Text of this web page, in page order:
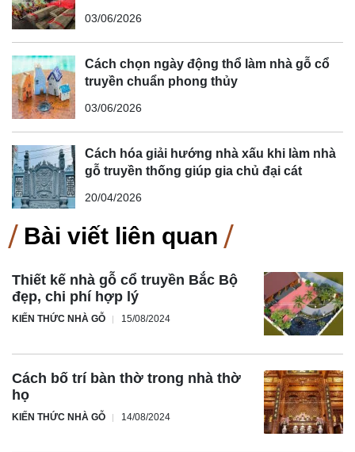
03/06/2026
Cách chọn ngày động thổ làm nhà gỗ cổ
truyền chuẩn phong thủy
03/06/2026
Cách hóa giải hướng nhà xấu khi làm nhà
gỗ truyền thống giúp gia chủ đại cát
20/04/2026
Bài viết liên quan
Thiết kế nhà gỗ cổ truyền Bắc Bộ
đẹp, chi phí hợp lý
KIẾN THỨC NHÀ GỖ 15/08/2024
Cách bố trí bàn thờ trong nhà thờ
họ
KIẾN THỨC NHÀ GỖ 14/08/2024